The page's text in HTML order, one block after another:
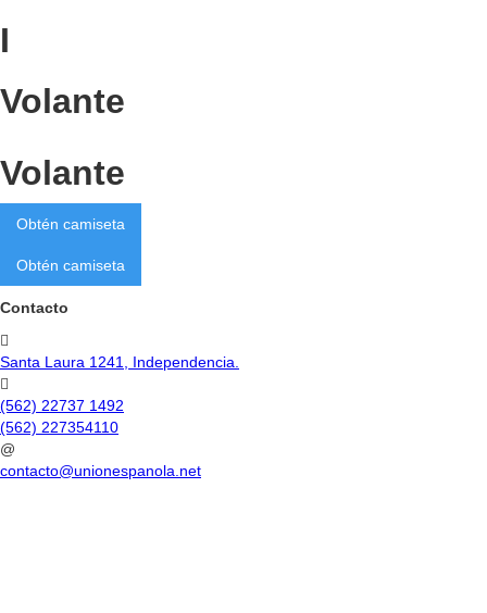
I
Volante
Volante
Obtén camiseta
Obtén camiseta
Contacto

Santa Laura 1241, Independencia.

(562) 22737 1492
(562) 227354110
@
contacto@unionespanola.net